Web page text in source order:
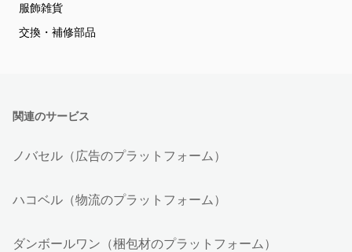
服飾雑貨
交換・補修部品
関連のサービス
ノバセル（広告のプラットフォーム）
ハコベル（物流のプラットフォーム）
ダンボールワン（梱包材のプラットフォーム）